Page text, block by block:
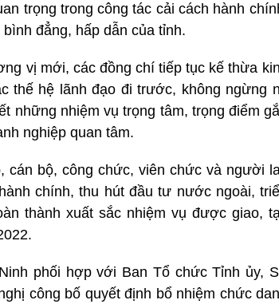
trọng trong công tác cải cách hành
đẳng, hấp dẫn của tỉnh.
vị mới, các đồng chí tiếp tục kế thừa
thế hệ lãnh đạo đi trước, không ngừng
những nhiệm vụ trọng tâm, trọng điểm
nghiệp quan tâm.
bộ, công chức, viên chức và người
chính, thu hút đầu tư nước ngoài,
thành xuất sắc nhiệm vụ được giao,
phối hợp với Ban Tổ chức Tỉnh ủy,
công bố quyết định bổ nhiệm chức